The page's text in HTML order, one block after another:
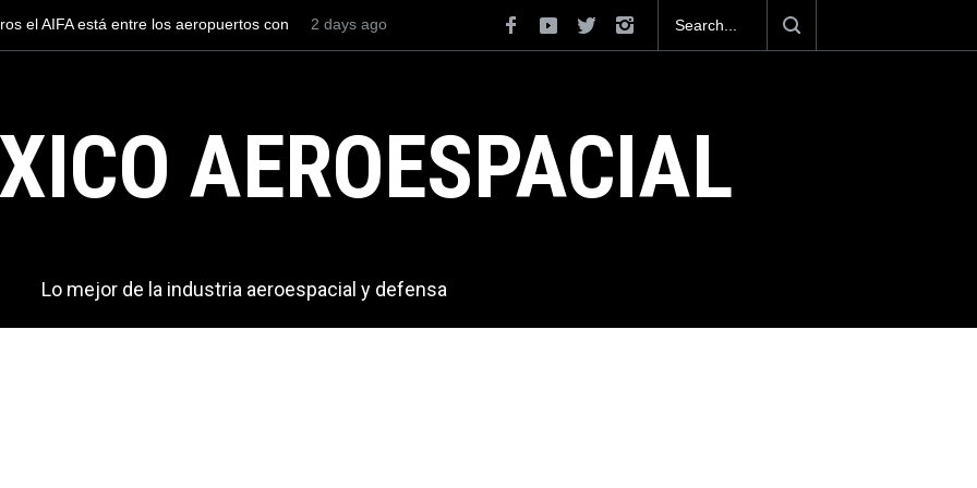
duramente a los F-35C del Cuerpo de Marines de
Entrenar a un piloto para volar los nuevos C-130J mexicanos
cuesta 2.9 millones de dólares
2 days ago
AEROESPACIAL
Lo mejor de la industria aeroespacial y defensa